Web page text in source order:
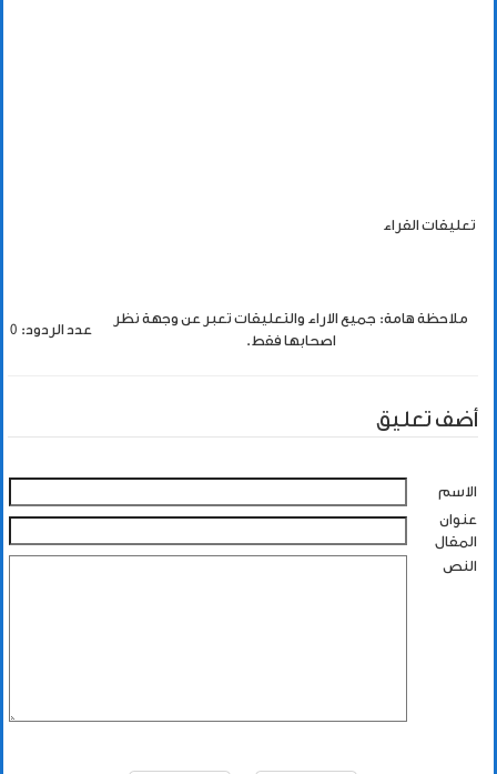
تعليقات القراء
ملاحظة هامة: جميع الاراء والتعليقات تعبر عن وجهة نظر
اصحابها فقط.
عدد الردود: 0
أضف تعليق
الاسم
عنوان
المقال
النص